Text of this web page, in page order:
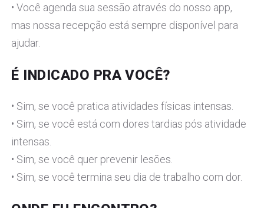
• Você agenda sua sessão através do nosso app,
mas nossa recepção está sempre disponível para
ajudar.
É INDICADO PRA VOCÊ?
• Sim, se você pratica atividades físicas intensas.
• Sim, se você está com dores tardias pós atividade
intensas.
• Sim, se você quer prevenir lesões.
• Sim, se você termina seu dia de trabalho com dor.